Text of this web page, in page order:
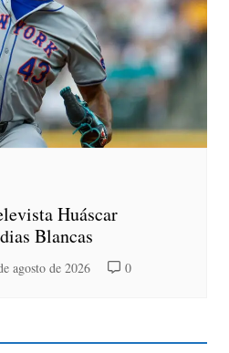
Huáscar
Blancas
agosto de 2026 0